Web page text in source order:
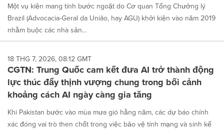
Một vụ kiện mang tính bước ngoặt do Cơ quan Tổng Chưởng lý
Brazil (Advocacia-Geral da União, hay AGU) khởi kiện vào năm 2019
nhằm buộc các nhà sản...
18 THG 7, 2026, 08:12 GMT
CGTN: Trung Quốc cam kết đưa AI trở thành động
lực thúc đẩy thịnh vượng chung trong bối cảnh
khoảng cách AI ngày càng gia tăng
Khi Pakistan bước vào mùa mưa gió hằng năm, các dự báo chính
xác đóng vai trò then chốt trong việc bảo vệ tính mạng và sinh kế